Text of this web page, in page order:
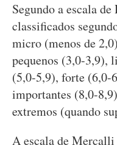
Segundo a escala
classificados
micro (menos de
pequenos (3,0-3,9),
(5,0-5,9), forte (6,0-
importantes (8,0-
extremos (quando
A escala de